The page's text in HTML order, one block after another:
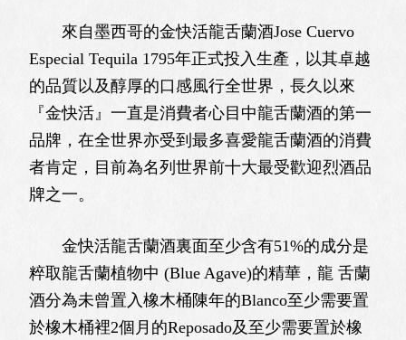
來自墨西哥的金快活龍舌蘭酒Jose Cuervo
Especial Tequila 1795年正式投入生產，以其卓越
的品質以及醇厚的口感風行全世界，長久以來
『金快活』一直是消費者心目中龍舌蘭酒的第一
品牌，在全世界亦受到最多喜愛龍舌蘭酒的消費
者肯定，目前為名列世界前十大最受歡迎烈酒品
牌之一。
金快活龍舌蘭酒裏面至少含有51%的成分是
粹取龍舌蘭植物中 (Blue Agave)的精華，龍 舌蘭
酒分為未曾置入橡木桶陳年的Blanco至少需要置
於橡木桶裡2個月的Reposado及至少需要置於橡